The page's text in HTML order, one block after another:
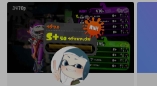
nel/UCZiHZV1QLLkbNZOq4dQQFZg
ニコラー実績 第2回近畿甲子園屋台
側3位 第3回近畿甲子園イカス号3位
イカップルLF優勝 けろあきCUP優勝
バケツオンリー杯準優勝 ローラー杯
準優勝 ガチアサリ杯3位 405杯ベス
zily杯ベスト4 θ杯ベスト4 ラピラビ
杯ベスト8 エリア杯ベスト8 Splated
mellow-fanからのお得な
け取る
ゲームの録画禁止区域の配信
改造版・海賊版ソフトの配信
政治的・宗教的・人種的な内容
その他の問題